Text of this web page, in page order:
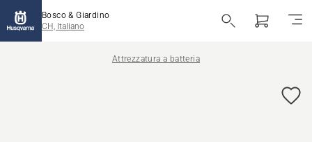
Bosco & Giardino
CH, Italiano
Attrezzatura a batteria